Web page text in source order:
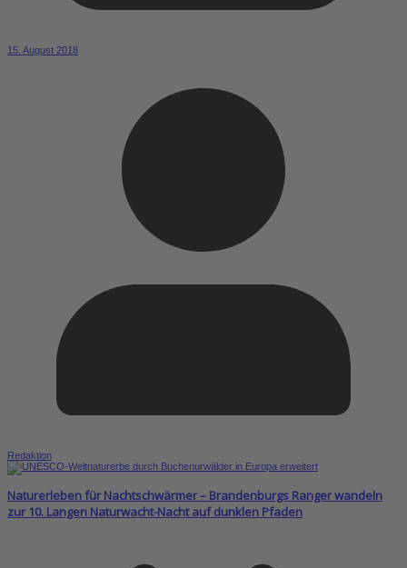
15. August 2018
Redaktion
Naturerleben für Nachtschwärmer – Brandenburgs Ranger wandeln
zur 10. Langen Naturwacht-Nacht auf dunklen Pfaden